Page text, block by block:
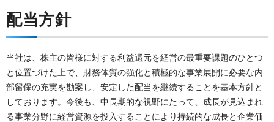
配当方針
当社は、株主の皆様に対する利益還元を経営の最重要課題のひとつ
と位置づけた上で、財務体質の強化と積極的な事業展開に必要な内
部留保の充実を勘案し、安定した配当を継続することを基本方針と
しております。今後も、中長期的な視野にたって、成長が見込まれ
る事業分野に経営資源を投入することにより持続的な成長と企業価